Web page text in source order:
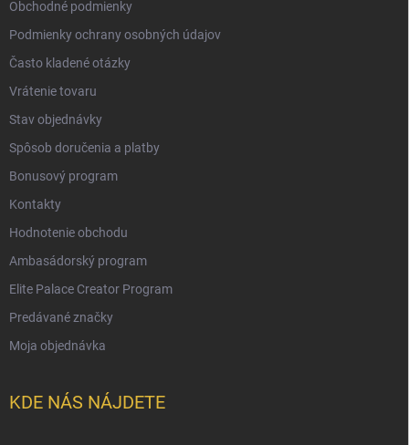
Obchodné podmienky
Podmienky ochrany osobných údajov
Často kladené otázky
Vrátenie tovaru
Stav objednávky
Spôsob doručenia a platby
Bonusový program
Kontakty
Hodnotenie obchodu
Ambasádorský program
Elite Palace Creator Program
Predávané značky
Moja objednávka
KDE NÁS NÁJDETE